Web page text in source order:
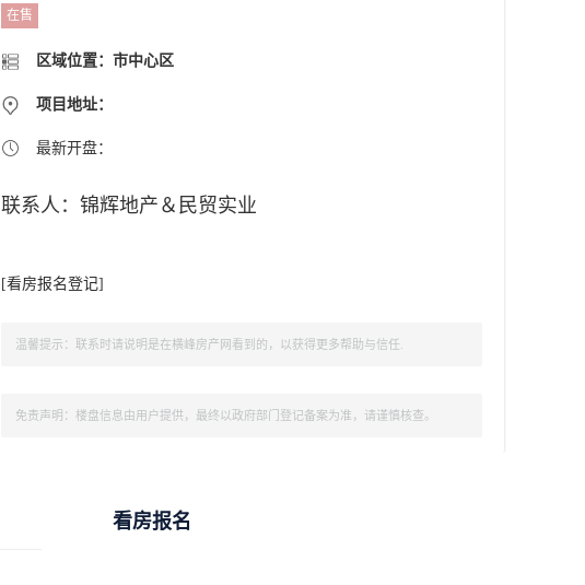
在售
区域位置： 市中心区
项目地址：
最新开盘：
联系人：锦辉地产＆民贸实业
[看房报名登记]
温馨提示：联系时请说明是在横峰房产网看到的，以获得更多帮助与信任.
免责声明：楼盘信息由用户提供，最终以政府部门登记备案为准，请谨慎核查。
看房报名